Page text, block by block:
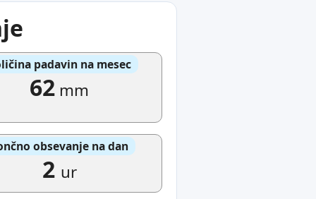
padavin na mesec
62 mm
obsevanje na dan
2 ur